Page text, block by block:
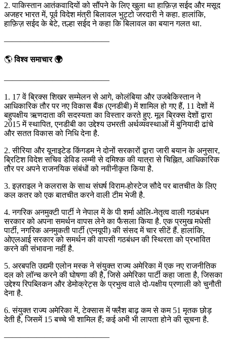
2. पाकिस्तान आतंकवादियों को सौंपने के लिए खुला था हाफ़िज़ सईद और मसूद
अजहर भारत में, पूर्व विदेश मंत्री बिलावल भुट्टो जरदारी ने कहा. हालांकि,
हाफ़िज़ सईद के बेटे, तल्हा सईद ने कहा कि बिलावल का बयान गलत था.
—————————————
🌎विश्व समाचार 🌍
—————————————
1. 17 वें ब्रिक्स शिखर सम्मेलन से आगे, कोलंबिया और उजबेकिस्तान ने
आधिकारिक तौर पर नए विकास बैंक (एनडीबी) में शामिल हो गए हैं, 11 देशों में
बहुपक्षीय ऋणदाता की सदस्यता का विस्तार करते हुए. मूल ब्रिक्स देशों द्वारा
2015 में स्थापित, एनडीबी का उद्देश्य उभरती अर्थव्यवस्थाओं में बुनियादी ढांचे
और सतत विकास को निधि देना है.
2. सीरिया और यूनाइटेड किंगडम ने दोनों सरकारों द्वारा जारी बयान के अनुसार,
ब्रिटिश विदेश सचिव डेविड लम्मी से दमिश्क की यात्रा से चिह्नित, आधिकारिक
तौर पर अपने राजनयिक संबंधों को नवीनीकृत किया है.
3. इज़राइल ने कलरास के साथ संघर्ष विराम-होस्टेज सौदे पर बातचीत के लिए
कल कतर को एक बातचीत करने वाली टीम भेजी है.
4. नगरिक अनमुक्टी पार्टी ने नेपाल में के पी शर्मा ओलि-नेतृत्व वाली गठबंधन
सरकार को अपना समर्थन वापस लेने का फैसला किया है. एक प्रमुख मधेसी
पार्टी, नगरिक अनमुकती पार्टी (एनयूपी) की संसद में चार सीटें हैं. हालांकि,
ओएलआई सरकार को समर्थन की वापसी गठबंधन की स्थिरता को प्रभावित
करने की संभावना नहीं है.
5. अरबपति उद्यमी एलोन मस्क ने संयुक्त राज्य अमेरिका में एक नए राजनीतिक
दल को लॉन्च करने की घोषणा की है, जिसे अमेरिका पार्टी कहा जाता है, जिसका
उद्देश्य रिपब्लिकन और डेमोक्रेट्स के प्रभुत्व वाले दो-पक्षीय प्रणाली को चुनौती
देना है.
6. संयुक्त राज्य अमेरिका में, टेक्सास में फ्लैश बाढ़ कम से कम 51 मृतक छोड़
देती है, जिसमें 15 बच्चे भी शामिल हैं; कई अभी भी लापता होने की सूचना है.
—————————————